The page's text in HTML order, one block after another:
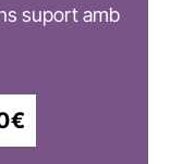
suport amb